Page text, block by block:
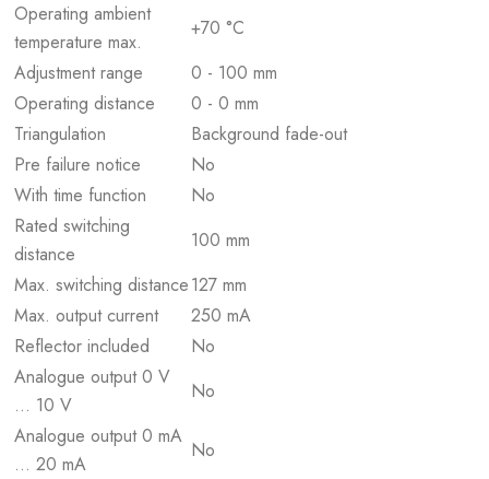
Operating ambient
temperature max.
+70 °C
Adjustment range
0 - 100 mm
Operating distance
0 - 0 mm
Triangulation
Background fade-out
Pre failure notice
No
With time function
No
Rated switching
distance
100 mm
Max. switching distance127 mm
Max. output current
250 mA
Reflector included
No
Analogue output 0 V
... 10 V
No
Analogue output 0 mA
... 20 mA
No